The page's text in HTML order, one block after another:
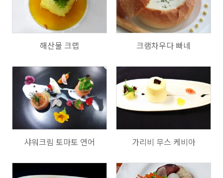
694
해산물 크랩
754
크램차우다 빠네
713
샤워크림 토마토 연어
727
가리비 무스 케비아